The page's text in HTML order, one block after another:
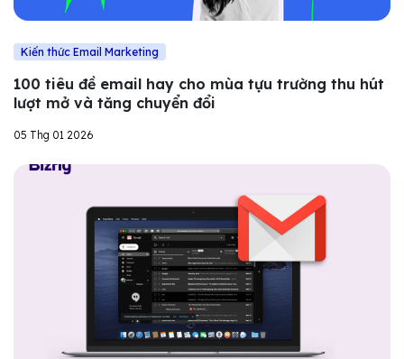
Kiến thức Email Marketing
100 tiêu đề email hay cho mùa tựu trường thu hút
lượt mở và tăng chuyển đổi
05 Thg 01 2026